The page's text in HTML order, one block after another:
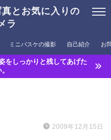
とお気に入りの
ラ
ミニバスケの撮影 自己紹介 お
をしっかりと残してあげた
2009年12月15日